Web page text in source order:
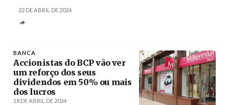
22 DE ABRIL DE 2024
BANCA
Accionistas do BCP vão ver
um reforço dos seus
dividendos em 50% ou mais
dos lucros
18 DE ABRIL DE 2024